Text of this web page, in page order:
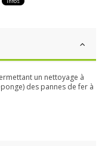
un nettoyage à
des pannes de fer à